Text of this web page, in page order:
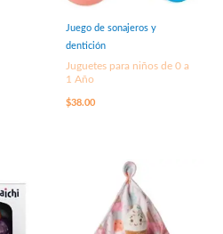
Juego de sonajeros y
dentición
Juguetes para niños de 0 a
1 Año
$38.00